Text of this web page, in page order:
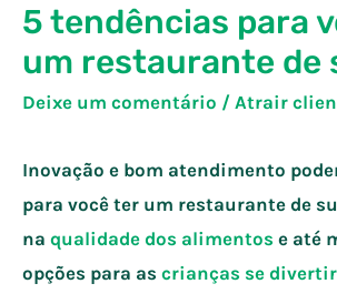
5 tendências para
um restaurante de
Deixe um comentário / Atrair
Inovação e bom atendimento
para você ter um restaurante de
na qualidade dos alimentos e até
opções para as crianças se